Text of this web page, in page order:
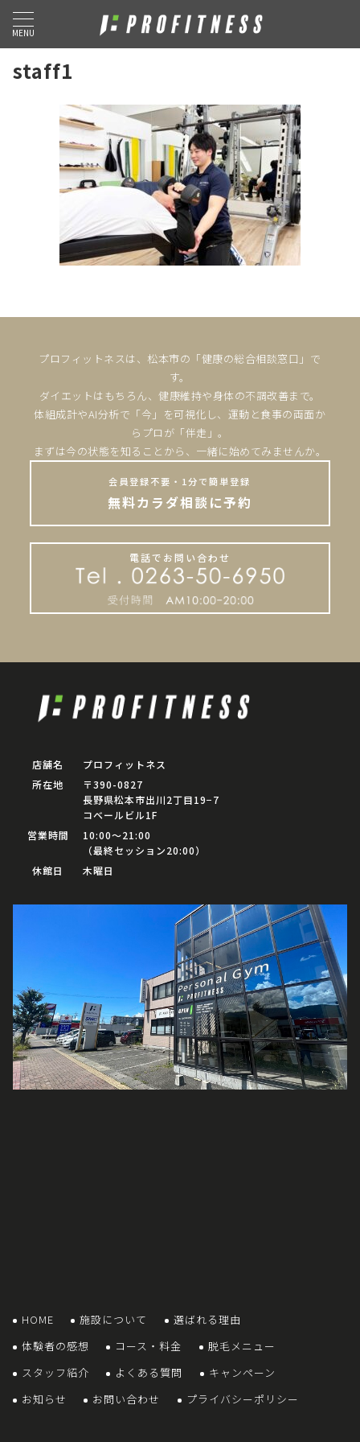
MENU
staff1
プロフィットネスは、松本市の「健康の総合相談窓口」で
す。
ダイエットはもちろん、健康維持や身体の不調改善まで。
体組成計やAI分析で「今」を可視化し、運動と食事の両面か
らプロが「伴走」。
まずは今の状態を知ることから、一緒に始めてみませんか。
会員登録不要・1分で簡単登録
無料カラダ相談に予約
電話でお問い合わせ
店舗名
プロフィットネス
所在地
〒390-0827
長野県松本市出川2丁目19−7
コベールビル1F
営業時間
10:00〜21:00
（最終セッション20:00）
休館日
木曜日
HOME 施設について
選ばれる理由
体験者の感想
コース・料金
脱毛メニュー
スタッフ紹介
よくある質問
キャンペーン
お知らせ
お問い合わせ プライバシーポリシー